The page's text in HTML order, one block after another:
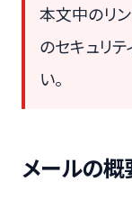
本文中のリ
のセキュリ
い。
メールの概